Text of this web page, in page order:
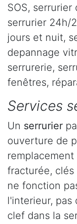
SOS, serrurier
serrurier 24h/
jours et nuit,
depannage
serrurerie,
fenêtres,
Services
Un serrurier
ouverture de
fracturée,
ne fonction
l'interieur, pas
clef dans la